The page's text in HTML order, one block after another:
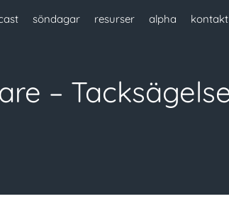
söndagar resurser alpha kontakt
–